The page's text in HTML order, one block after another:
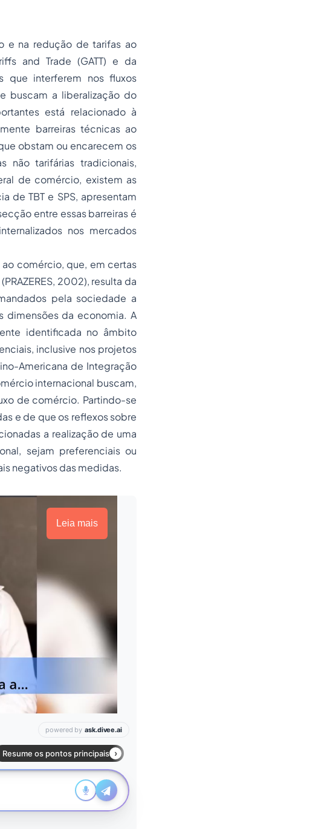
e na redução de tarifas ao
and Trade (GATT) e da
que interferem nos fluxos
buscam a liberalização do
está relacionado à
barreiras técnicas ao
obstam ou encarecem os
não tarifárias tradicionais,
de comércio, existem as
de TBT e SPS, apresentam
entre essas barreiras é
nos mercados
comércio, que, em certas
2002), resulta da
pela sociedade a
dimensões da economia. A
identificada no âmbito
inclusive nos projetos
Americana de Integração
internacional buscam,
de comércio. Partindo-se
e de que os reflexos sobre
a realização de uma
sejam preferenciais ou
negativos das medidas.
Leia mais